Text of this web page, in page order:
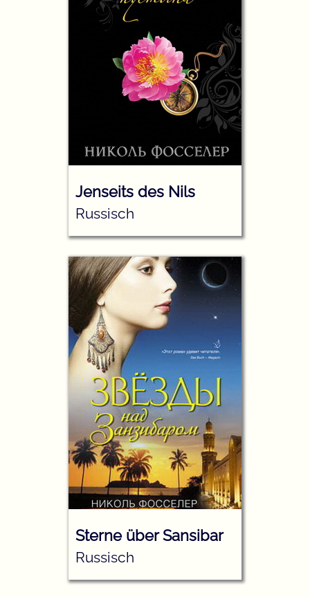
Jenseits des Nils
Russisch
Sterne über Sansibar
Russisch